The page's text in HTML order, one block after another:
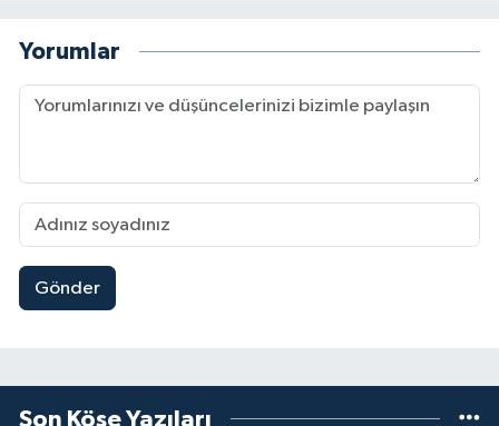
Yorumlar
Gönder
Son Köşe Yazıları